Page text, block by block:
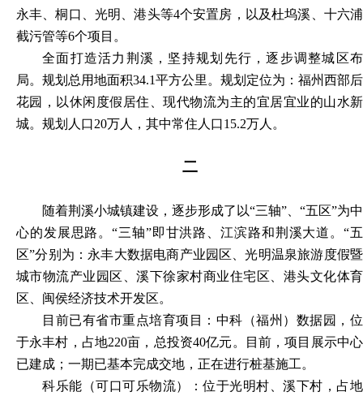
永丰、桐口、光明、港头等4个安置房，以及杜坞溪、十六浦
截污管等6个项目。
全面打造活力荆溪，坚持规划先行，逐步调整城区布
局。规划总用地面积34.1平方公里。规划定位为：福州西部后
花园，以休闲度假居住、现代物流为主的宜居宜业的山水新
城。规划人口20万人，其中常住人口15.2万人。
二
随着荆溪小城镇建设，逐步形成了以“三轴”、“五区”为中
心的发展思路。“三轴”即甘洪路、江滨路和荆溪大道。“五
区”分别为：永丰大数据电商产业园区、光明温泉旅游度假暨
城市物流产业园区、溪下徐家村商业住宅区、港头文化体育
区、闽侯经济技术开发区。
目前已有省市重点培育项目：中科（福州）数据园，位
于永丰村，占地220亩，总投资40亿元。目前，项目展示中心
已建成；一期已基本完成交地，正在进行桩基施工。
科乐能（可口可乐物流）：位于光明村、溪下村，占地